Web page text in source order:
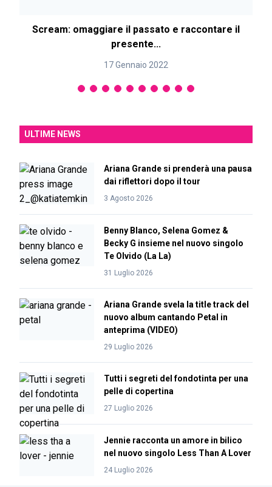
Scream: omaggiare il passato e raccontare il
presente...
17 Gennaio 2022
ULTIME NEWS
Ariana Grande si prenderà una pausa
dai riflettori dopo il tour
3 Agosto 2026
Benny Blanco, Selena Gomez &
Becky G insieme nel nuovo singolo
Te Olvido (La La)
31 Luglio 2026
Ariana Grande svela la title track del
nuovo album cantando Petal in
anteprima (VIDEO)
29 Luglio 2026
Tutti i segreti del fondotinta per una
pelle di copertina
27 Luglio 2026
Jennie racconta un amore in bilico
nel nuovo singolo Less Than A Lover
24 Luglio 2026